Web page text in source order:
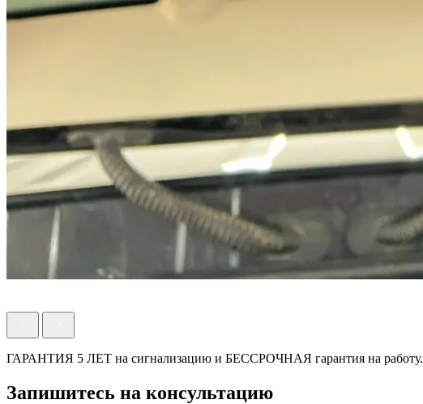
ГАРАНТИЯ 5 ЛЕТ на сигнализацию и БЕССРОЧНАЯ гарантия на работу.
Запишитесь на консультацию